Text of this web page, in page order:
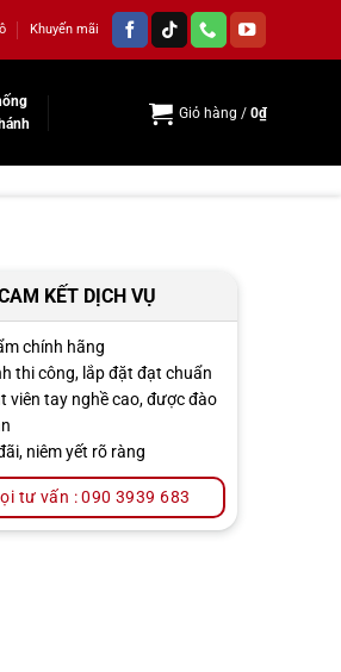
Khuyến mãi
Giỏ hàng / 0₫
KẾT DỊCH VỤ
chính hãng
thi công, lắp đặt đạt chuẩn
viên tay nghề cao, được đào
niêm yết rõ ràng
tư vấn : 090 3939 683